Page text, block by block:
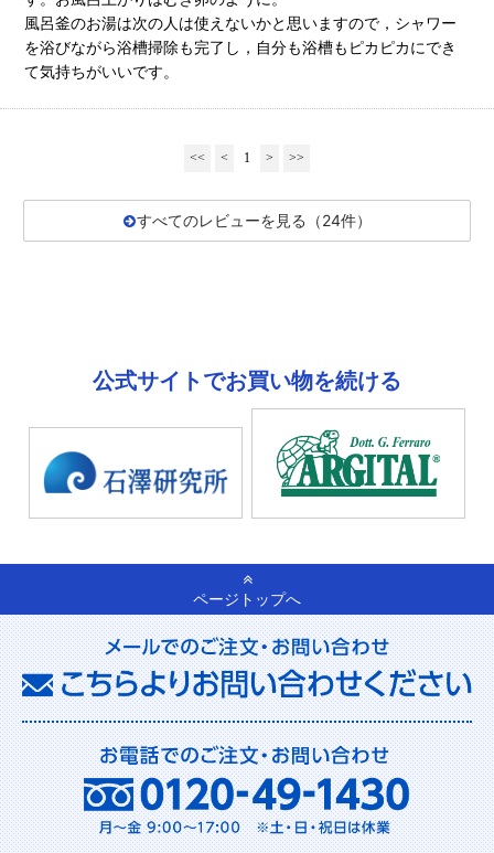
風呂釜のお湯は次の人は使えないかと思いますので，シャワー
を浴びながら浴槽掃除も完了し，自分も浴槽もピカピカにでき
て気持ちがいいです。
<< < 1 > >>
すべてのレビューを見る（24件）
公式サイトでお買い物を続ける
ページトップへ